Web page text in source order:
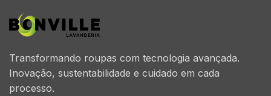
Transformando roupas com tecnologia avançada.
Inovação, sustentabilidade e cuidado em cada
processo.